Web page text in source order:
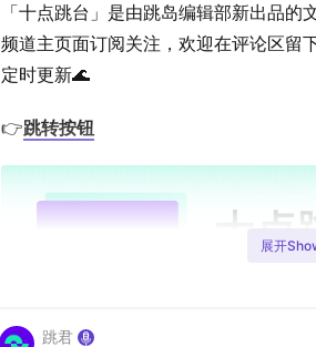
「十点跳台」是由跳岛编辑部新出品
频道主页面订阅关注，欢迎在评论区留
定时更新🌊
👉跳转按钮
展开
跳君